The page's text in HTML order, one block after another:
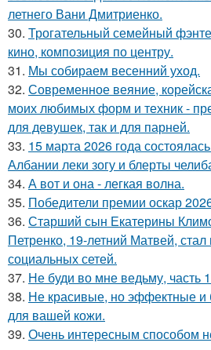
летнего Вани Дмитриенко.
30. Трогательный семейный
кино, композиция по центру.
31. Мы собираем весенний уход.
32. Современное веяние,
моих любимых форм и техник -
для девушек, так и для парней.
33. 15 марта 2026 года
Албании леки зогу и блерты
34. А вот и она - легкая волна.
35. Победители премии оскар
36. Старший сын Екатерины
Петренко, 19-летний Матвей,
социальных сетей.
37. Не буди во мне ведьму, часть
38. Не красивые, но эффектные
для вашей кожи.
39. Очень интересным способом